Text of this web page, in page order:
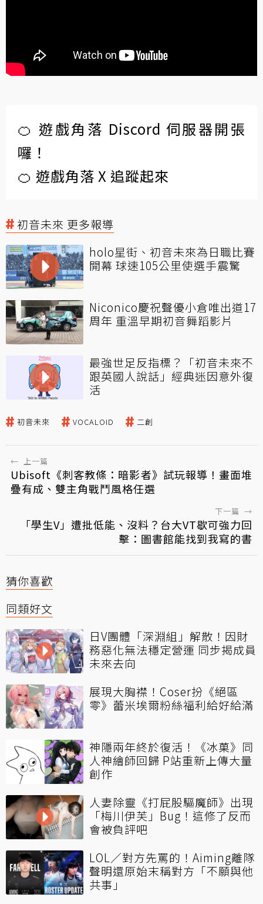
🍊 遊戲角落 Discord 伺服器開張
囉！
🍊 遊戲角落 X 追蹤起來
初音未來 更多報導
holo星街、初音未來為日職比賽
開幕 球速105公里使選手震驚
Niconico慶祝聲優小倉唯出道17
周年 重溫早期初音舞蹈影片
最強世足反指標？「初音未來不
跟英國人說話」經典迷因意外復
活
初音未來 VOCALOID 二創
← 上一篇
Ubisoft《刺客教條：暗影者》試玩報導！畫面堆
疊有成、雙主角戰鬥風格任選
下一篇 →
「學生V」遭批低能、沒料？台大VT歇可強力回
擊：圖書館能找到我寫的書
猜你喜歡
同類好文
日V團體「深淵組」解散！因財
務惡化無法穩定營運 同步揭成員
未來去向
展現大胸襟！Coser扮《絕區
零》蕾米埃爾粉絲福利給好給滿
神隱兩年終於復活！《冰菓》同
人神繪師回歸 P站重新上傳大量
創作
人妻除靈《打屁股驅魔師》出現
「梅川伊芙」Bug！這修了反而
會被負評吧
LOL／對方先罵的！Aiming離隊
聲明還原始末稱對方「不願與他
共事」